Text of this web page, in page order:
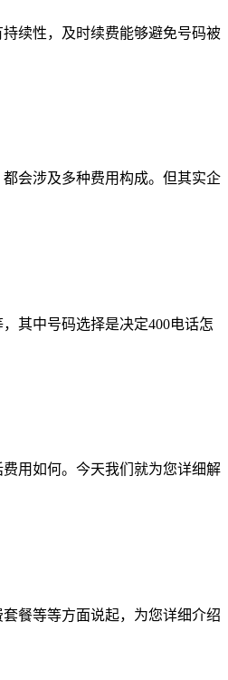
续性，及时续费能够避免号码被
会涉及多种费用构成。但其实企
其中号码选择是决定400电话怎
用如何。今天我们就为您详细解
餐等等方面说起，为您详细介绍